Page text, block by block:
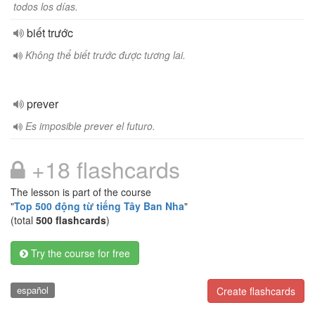
todos los días.
biết trước
Không thể biết trước được tương lai.
prever
Es imposible prever el futuro.
+18 flashcards
The lesson is part of the course
"Top 500 động từ tiếng Tây Ban Nha"
(total 500 flashcards)
Try the course for free
Create flashcards
español